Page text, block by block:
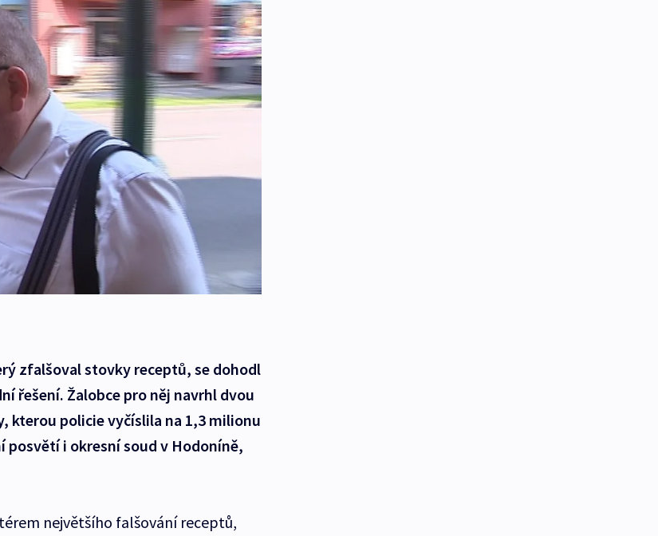
zfalšoval stovky receptů, se dohodl
řešení. Žalobce pro něj navrhl dvou
kterou policie vyčíslila na 1,3 milionu
i okresní soud v Hodoníně,
největšího falšování receptů,